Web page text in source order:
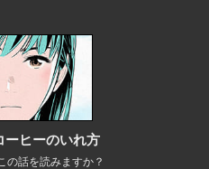
ーヒーのいれ方
の話を読みますか？